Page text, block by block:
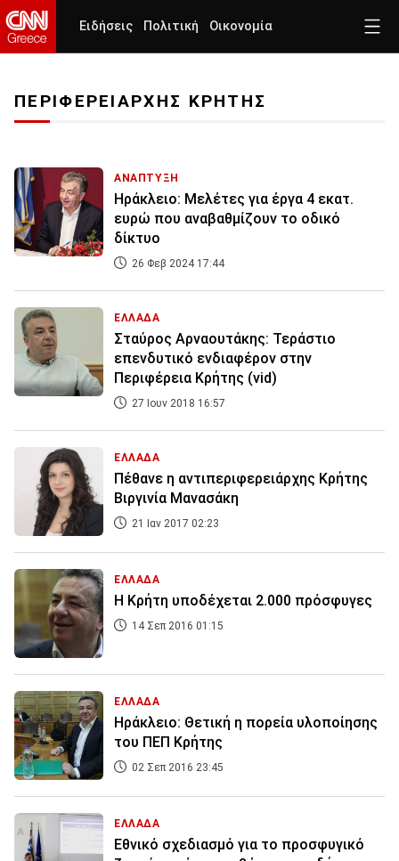
Ειδήσεις Πολιτική Οικονομία
ΠΕΡΙΦΕΡΕΙΑΡΧΗΣ ΚΡΗΤΗΣ
ΑΝΑΠΤΥΞΗ
Ηράκλειο: Μελέτες για έργα 4 εκατ.
ευρώ που αναβαθμίζουν το οδικό
δίκτυο
26 Φεβ 2024 17:44
ΕΛΛΑΔΑ
Σταύρος Αρναουτάκης: Τεράστιο
επενδυτικό ενδιαφέρον στην
Περιφέρεια Κρήτης (vid)
27 Ιουν 2018 16:57
ΕΛΛΑΔΑ
Πέθανε η αντιπεριφερειάρχης Κρήτης
Βιργινία Μανασάκη
21 Ιαν 2017 02:23
ΕΛΛΑΔΑ
Η Κρήτη υποδέχεται 2.000 πρόσφυγες
14 Σεπ 2016 01:15
ΕΛΛΑΔΑ
Ηράκλειο: Θετική η πορεία υλοποίησης
του ΠΕΠ Κρήτης
02 Σεπ 2016 23:45
ΕΛΛΑΔΑ
Εθνικό σχεδιασμό για το προσφυγικό